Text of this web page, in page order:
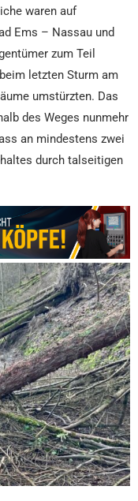
waren auf
Ems – Nassau und
zum Teil
letzten Sturm am
umstürzten. Das
des Weges nunmehr
an mindestens zwei
durch talseitigen